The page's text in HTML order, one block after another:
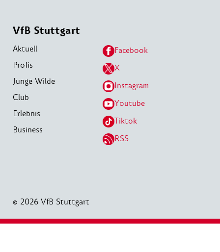
VfB Stuttgart
Aktuell
Profis
Junge Wilde
Club
Erlebnis
Business
Facebook
X
Instagram
Youtube
Tiktok
RSS
© 2026 VfB Stuttgart